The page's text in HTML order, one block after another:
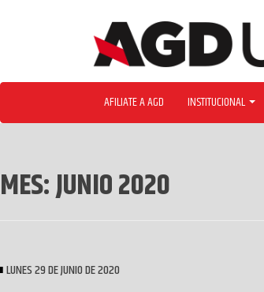
AFILIATE A AGD INSTITUCIONAL
MES:JUNIO 2020
LUNES 29 DE JUNIO DE 2020